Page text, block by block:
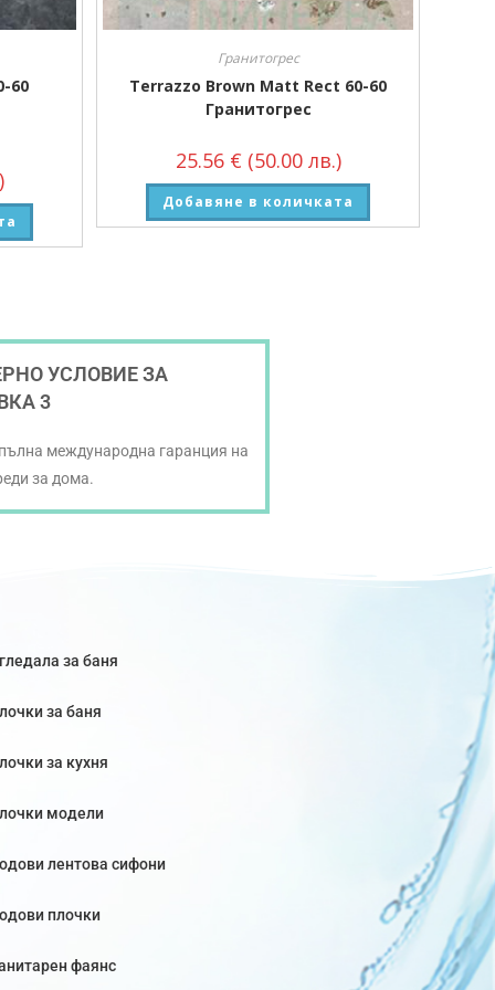
60
Гранитогрес
Terrazzo Brown Matt Rect 60-60
Гранитогрес
25.56 € (50.00 лв.)
Добавяне в количката
УСЛОВИЕ ЗА
3
международна гаранция на
за дома.
за баня
за баня
за кухня
модели
лентова сифони
плочки
фаянс